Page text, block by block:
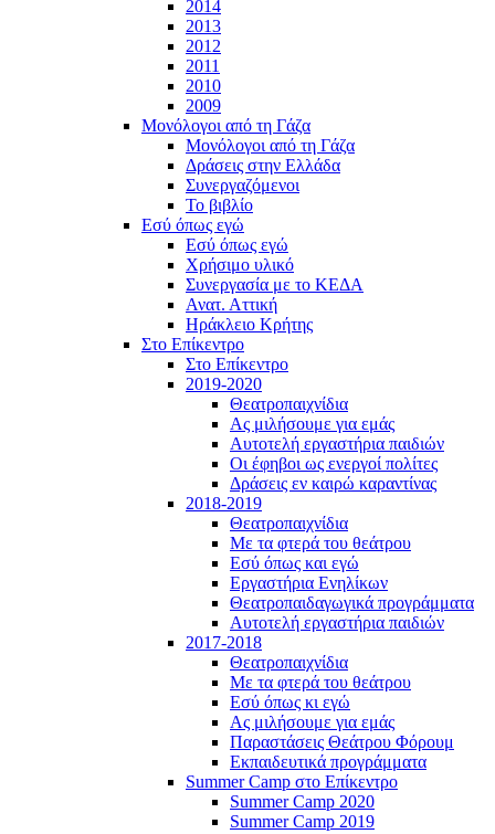
2014
2013
2012
2011
2010
2009
Μονόλογοι από τη Γάζα
Μονόλογοι από τη Γάζα
Δράσεις στην Ελλάδα
Συνεργαζόμενοι
To βιβλίο
Εσύ όπως εγώ
Εσύ όπως εγώ
Χρήσιμο υλικό
Συνεργασία με το ΚΕΔΑ
Ανατ. Αττική
Ηράκλειο Κρήτης
Στο Επίκεντρο
Στο Επίκεντρο
2019-2020
Θεατροπαιχνίδια
Ας μιλήσουμε για εμάς
Αυτοτελή εργαστήρια παιδιών
Οι έφηβοι ως ενεργοί πολίτες
Δράσεις εν καιρώ καραντίνας
2018-2019
Θεατροπαιχνίδια
Με τα φτερά του θεάτρου
Εσύ όπως και εγώ
Εργαστήρια Ενηλίκων
Θεατροπαιδαγωγικά προγράμματα
Αυτοτελή εργαστήρια παιδιών
2017-2018
Θεατροπαιχνίδια
Με τα φτερά του θεάτρου
Εσύ όπως κι εγώ
Ας μιλήσουμε για εμάς
Παραστάσεις Θεάτρου Φόρουμ
Εκπαιδευτικά προγράμματα
Summer Camp στο Επίκεντρο
Summer Camp 2020
Summer Camp 2019